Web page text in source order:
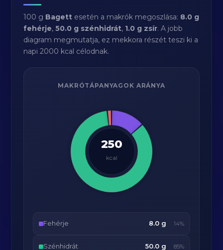
100 g Bagett esetén a makrók megoszlása: 8.0 g
fehérje,50.0 g szénhidrát, 1.0 g zsír. A jobb
diagram megmutatja, ez mekkora részét teszi ki a
napi 2000 kcal célodnak.
MAKRÓTÁPANYAGOK ARÁNYA
250
kcal
Fehérje 8.0 g 14%
Szénhidrát 50.0 g 85%